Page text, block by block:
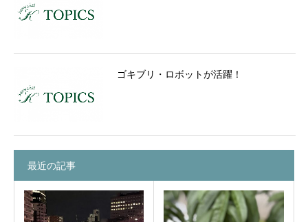
ゴキブリ・ロボットが活躍！
最近の記事